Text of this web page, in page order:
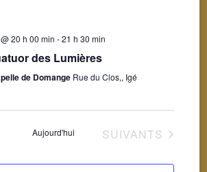
20 h 00 min -21 h 30 min
des Lumières
de Domange Rue du Clos,, Igé
Aujourd'hui ÉVÈNEMENTS
SUIVANTS